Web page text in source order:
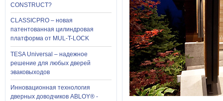
CONSTRUCT?
CLASSICPRO – новая
патентованная цилиндровая
платформа от MUL-T-LOCK
TESA Universal – надежное
решение для любых дверей
эваковыходов
Инновационная технология
дверных доводчиков ABLOY® -